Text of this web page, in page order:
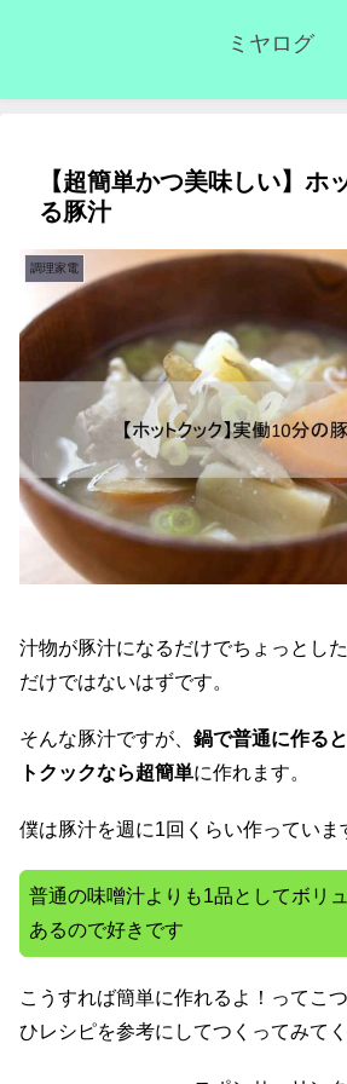
ミヤログ
【超簡単かつ美味しい】ホ
る豚汁
調理家電
汁物が豚汁になるだけでちょっとし
だけではないはずです。
そんな豚汁ですが、 鍋で普通に作る
トクックなら超簡単に作れます。
僕は豚汁を週に1回くらい作っていま
普通の味噌汁よりも1品としてボリ
あるので好きです
こうすれば簡単に作れるよ！ってこ
ひレシピを参考にしてつくってみてく